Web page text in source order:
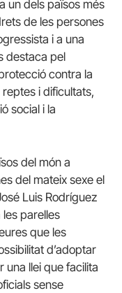
un dels països més
de les persones
i a una
destaca pel
contra la
i dificultats,
social i la
del món a
del mateix sexe el
Luis Rodríguez
parelles
que les
d’adoptar
una llei que facilita
sense